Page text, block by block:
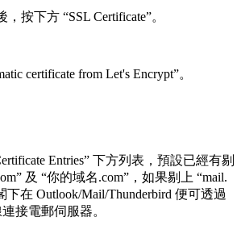
按下方 “SSL Certificate”。
certificate from Let's Encrypt”。
Entries” 下方列表，預設已經有剔
及 “你的域名.com”，如果剔上 “mail.
下在 Outlook/Mail/Thunderbird 便可透過
接電郵伺服器。